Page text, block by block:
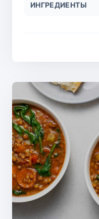
ИНГРЕДИЕНТЫ